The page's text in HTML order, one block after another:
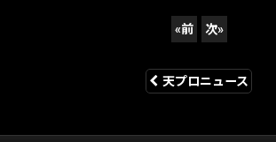
«前 次»
天プロニュース